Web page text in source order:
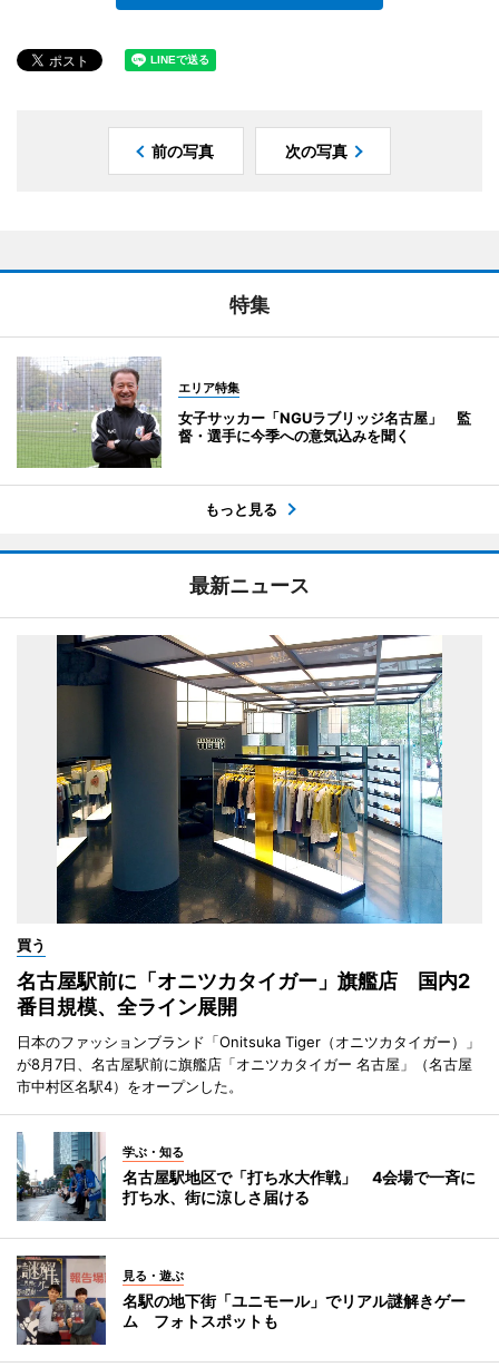
前の写真 次の写真
特集
エリア特集
女子サッカー「NGUラブリッジ名古屋」 監
督・選手に今季への意気込みを聞く
もっと見る
最新ニュース
買う
名古屋駅前に「オニツカタイガー」旗艦店 国内2
番目規模、全ライン展開
日本のファッションブランド「Onitsuka Tiger（オニツカタイガー）」
が8月7日、名古屋駅前に旗艦店「オニツカタイガー 名古屋」（名古屋
市中村区名駅4）をオープンした。
学ぶ・知る
名古屋駅地区で「打ち水大作戦」 4会場で一斉に
打ち水、街に涼しさ届ける
見る・遊ぶ
名駅の地下街「ユニモール」でリアル謎解きゲー
ム フォトスポットも